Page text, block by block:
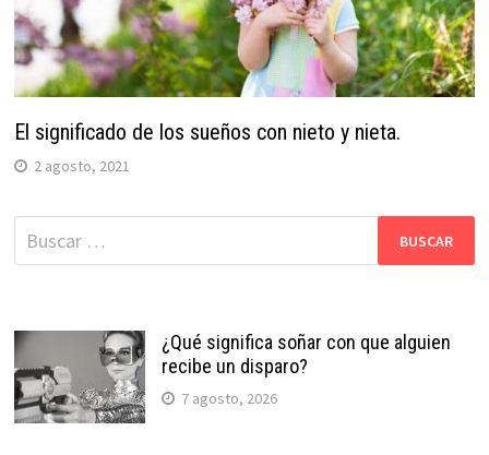
El significado de los sueños con nieto y nieta.
2 agosto, 2021
Buscar:
¿Qué significa soñar con que alguien
recibe un disparo?
7 agosto, 2026